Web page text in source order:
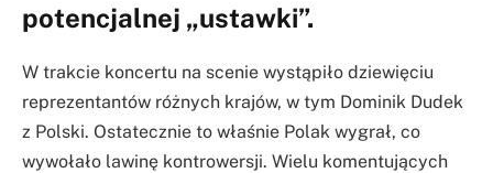
potencjalnej „ustawki”.
W trakcie koncertu na scenie wystąpiło dziewięciu
reprezentantów różnych krajów, w tym Dominik Dudek
z Polski. Ostatecznie to właśnie Polak wygrał, co
wywołało lawinę kontrowersji. Wielu komentujących